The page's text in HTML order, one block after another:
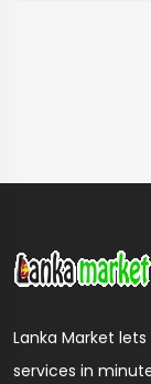
Lanka Market
services in